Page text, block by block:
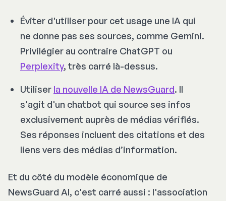
Éviter d'utiliser pour cet usage une IA qui
ne donne pas ses sources, comme Gemini.
Privilégier au contraire ChatGPT ou
Perplexity, très carré là-dessus.
Utiliser la nouvelle IA de NewsGuard. Il
s'agit d'un chatbot qui source ses infos
exclusivement auprès de médias vérifiés.
Ses réponses incluent des citations et des
liens vers des médias d’information.
Et du côté du modèle économique de
NewsGuard AI, c'est carré aussi : l'association